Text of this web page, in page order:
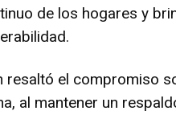
de los hogares y
resaltó el compromiso
al mantener un